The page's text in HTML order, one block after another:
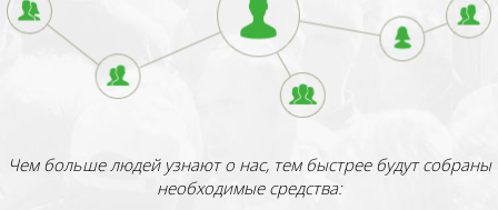
Чем больше людей узнают о нас, тем быстрее будут собраны
необходимые средства: